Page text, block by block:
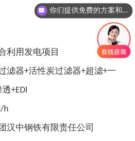
利用发电项目
滤器+活性炭过滤器+超滤+一
+EDI
h
汉中钢铁有限责任公司
你们提供免费的方案和报价吗？